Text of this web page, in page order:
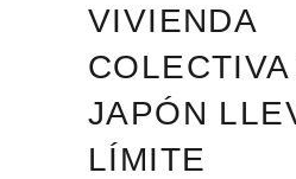
VIVIENDA
COLECTIVA
JAPÓN
LÍMITE